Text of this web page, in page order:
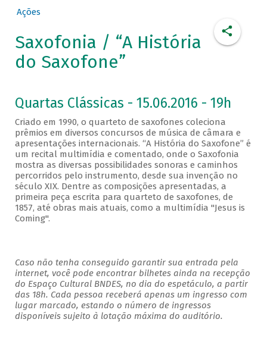
Ações
Saxofonia / “A História
do Saxofone”
Quartas Clássicas - 15.06.2016 - 19h
Criado em 1990, o quarteto de saxofones coleciona
prêmios em diversos concursos de música de câmara e
apresentações internacionais. “A História do Saxofone” é
um recital multimídia e comentado, onde o Saxofonia
mostra as diversas possibilidades sonoras e caminhos
percorridos pelo instrumento, desde sua invenção no
século XIX. Dentre as composições apresentadas, a
primeira peça escrita para quarteto de saxofones, de
1857, até obras mais atuais, como a multimídia "Jesus is
Coming".
Caso não tenha conseguido garantir sua entrada pela
internet, você pode encontrar bilhetes ainda na recepção
do Espaço Cultural BNDES, no dia do espetáculo, a partir
das 18h. Cada pessoa receberá apenas um ingresso com
lugar marcado, estando o número de ingressos
disponíveis sujeito à lotação máxima do auditório.